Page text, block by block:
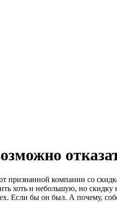
признанной компании со
хоть и небольшую, но
Если бы он был. А почему,